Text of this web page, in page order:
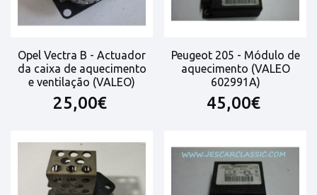
Opel Vectra B - Actuador
da caixa de aquecimento
e ventilação (VALEO)
25,00€
Peugeot 205 - Módulo de
aquecimento (VALEO
602991A)
45,00€